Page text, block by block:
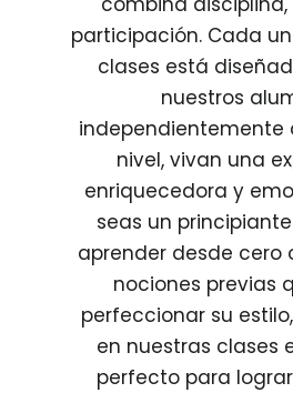
participación. Cada
clases está
nuestros
independientemente
nivel, vivan una
enriquecedora y
seas un
aprender desde cero
nociones previas
perfeccionar su
en nuestras clases
perfecto para